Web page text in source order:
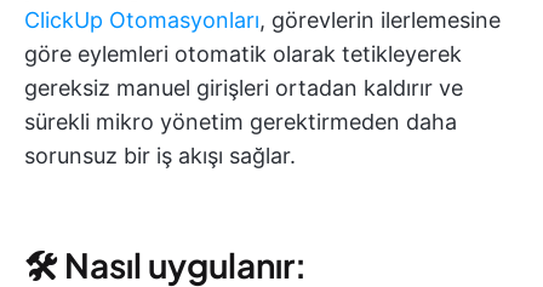
ClickUp Otomasyonları, görevlerin ilerlemesine
göre eylemleri otomatik olarak tetikleyerek
gereksiz manuel girişleri ortadan kaldırır ve
sürekli mikro yönetim gerektirmeden daha
sorunsuz bir iş akışı sağlar.
🛠 Nasıl uygulanır: